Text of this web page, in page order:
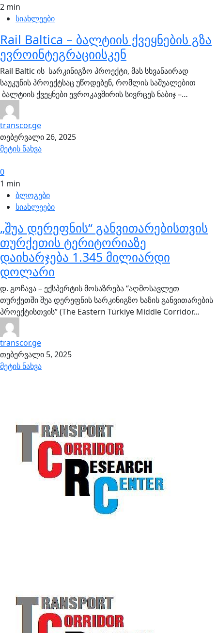
2 min
სიახლეები
Rail Baltica – ბალტიის ქვეყნების გზა
ევროინტეგრაციისკენ
Rail Baltic ის სარკინიგზო პროექტი, მას სხვანაირად
საუკუნის პროექტსაც უწოდებენ, რომლის საშუალებით
ბალტიის ქვეყნები ევროკავშირის სივრცეს ნაბიჯ –…
transcor.ge
თებერვალი 26, 2025
მეტის ნახვა
0
1 min
ბლოგები
სიახლეები
„შუა დერეფნის“ განვითარებისთვის
თურქეთის ტერიტორიაზე
დაიხარჯება 1.345 მილიარდი
დოლარი
დ. გოჩავა – ექსპერტის მოსაზრება “აღმოსავლეთ
თურქეთში შუა დერეფნის სარკინიგზო ხაზის განვითარების
პროექტისთვის” (The Eastern Türkiye Middle Corridor…
transcor.ge
თებერვალი 5, 2025
მეტის ნახვა